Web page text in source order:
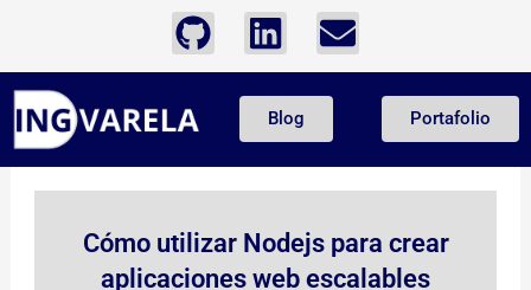
contenido
G
i
t
h
u
L
i
n
k
e
i
n
E
n
l
p
e
Blog Portafolio
Cómo utilizar Nodejs para crear
aplicaciones web escalables